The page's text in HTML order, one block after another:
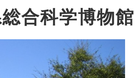
総合科学博物